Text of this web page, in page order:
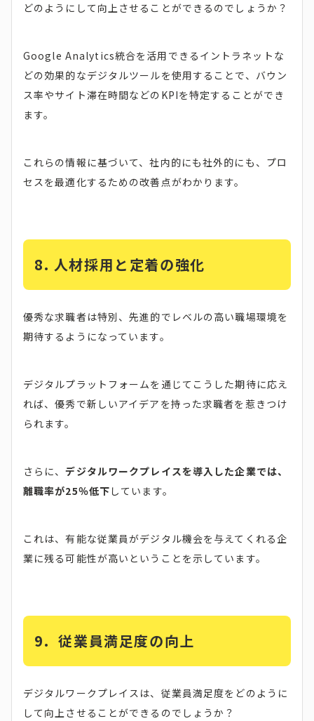
どのようにして向上させることができるのでしょうか？
Google Analytics統合を活用できるイントラネットな
どの効果的なデジタルツールを使用することで、バウン
ス率やサイト滞在時間などのKPIを特定することができ
ます。
これらの情報に基づいて、社内的にも社外的にも、プロ
セスを最適化するための改善点がわかります。
8. 人材採用と定着の強化
優秀な求職者は特別、先進的でレベルの高い職場環境を
期待するようになっています。
デジタルプラットフォームを通じてこうした期待に応え
れば、優秀で新しいアイデアを持った求職者を惹きつけ
られます。
さらに、デジタルワークプレイスを導入した企業では、
離職率が25％低下 しています。
これは、有能な従業員がデジタル機会を与えてくれる企
業に残る可能性が高いということを示しています。
9. 従業員満足度の向上
デジタルワークプレイスは、従業員満足度をどのように
して向上させることができるのでしょうか？